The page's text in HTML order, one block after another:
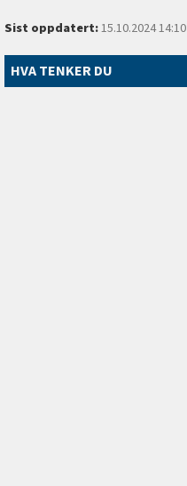
Sist oppdatert:15.10.2024 14:10
HVA TENKER DU